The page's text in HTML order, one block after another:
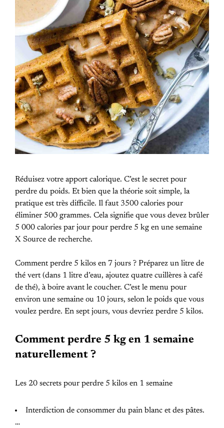
Réduisez votre apport calorique. C’est le secret pour
perdre du poids. Et bien que la théorie soit simple, la
pratique est très difficile. Il faut 3500 calories pour
éliminer 500 grammes. Cela signifie que vous devez brûler
5 000 calories par jour pour perdre 5 kg en une semaine
X Source de recherche.
Comment perdre 5 kilos en 7 jours ? Préparez un litre de
thé vert (dans 1 litre d’eau, ajoutez quatre cuillères à café
de thé), à boire avant le coucher. C’est le menu pour
environ une semaine ou 10 jours, selon le poids que vous
voulez perdre. En sept jours, vous devriez perdre 5 kilos.
Comment perdre 5 kg en 1 semaine
naturellement ?
Les 20 secrets pour perdre 5 kilos en 1 semaine
Interdiction de consommer du pain blanc et des pâtes.
…